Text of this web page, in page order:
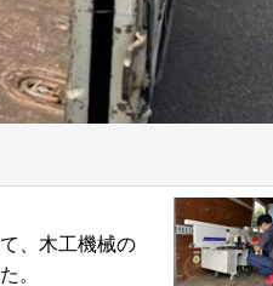
、木工機械の
。